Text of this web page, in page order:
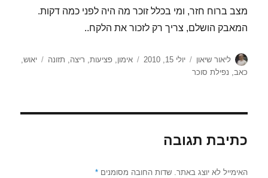
מצב ברוח חזר, ומי בכלל זוכר מה היה לפני כמה דקות.
המאבק הושלם, צריך רק לזכור את הלקח..
מחבר
ליאור שיאון
פורסם
יולי 15, 2010 קטגוריות
אימון,פציעות, ריצה, תזונה תגיות
יאוש,
כאב, נפילת סוכר
כתיבת תגובה
האימייל לא יוצג באתר. שדות החובה מסומנים*